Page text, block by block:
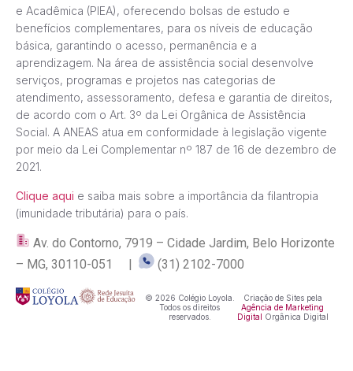
e Acadêmica (PIEA), oferecendo bolsas de estudo e
benefícios complementares, para os níveis de educação
básica, garantindo o acesso, permanência e a
aprendizagem. Na área de assistência social desenvolve
serviços, programas e projetos nas categorias de
atendimento, assessoramento, defesa e garantia de direitos,
de acordo com o Art. 3º da Lei Orgânica de Assistência
Social. A ANEAS atua em conformidade à legislação vigente
por meio da Lei Complementar nº 187 de 16 de dezembro de
2021.
Clique aqui e saiba mais sobre a importância da filantropia
(imunidade tributária) para o país.
Av. do Contorno, 7919 – Cidade Jardim, Belo Horizonte
– MG, 30110-051 |
(31) 2102-7000
© 2026 Colégio Loyola.
Todos os direitos
reservados.
Criação de Sites pela
Agência de Marketing
Digital
Orgânica Digital